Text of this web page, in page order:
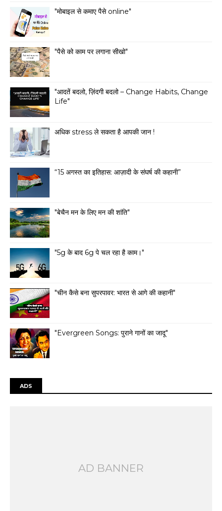
"मोबाइल से कमाए पैसे online"
"पैसे को काम पर लगाना सीखो"
"आदतें बदलो, ज़िंदगी बदलो – Change Habits, Change
Life"
अधिक stress ले सकता है आपकी जान !
“15 अगस्त का इतिहास: आज़ादी के संघर्ष की कहानी”
"बेचैन मन के लिए मन की शांति"
"5g के बाद 6g पे चल रहा है काम।"
"चीन कैसे बना सुपरपावर: भारत से आगे की कहानी"
"Evergreen Songs: पुराने गानों का जादू"
ADS
AD BANNER